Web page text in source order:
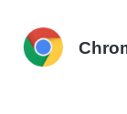
需求，选择